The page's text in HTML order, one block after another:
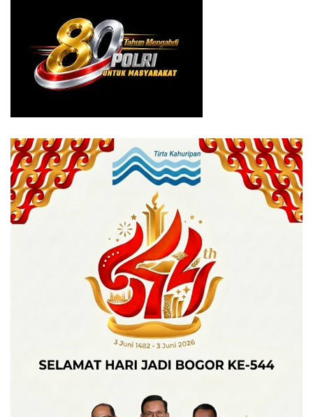
Kami juga memiliki misi untuk menjadi restoran yakiniku
yang tidak hanya menyajikan masakan lezat, tetapi juga
pengalaman bersantap dengan suasana budaya Jepang.
“Spesial di Bogor, kami ingin memenuhi hasrat keponya
Karubi Maru bisa menjadi pilihan semua kalangan untuk
menikmati sensasi masakan Jepang,” katanya.
Dirinya menambahkan, Indonesia dan Jepang memiliki
budaya menyantap makanan yang tidak jauh berbeda.
Kebiasaan makan masyarakat di dua negara ini terlihat
sama bila dilihat dari konsep makan bersama keluarga